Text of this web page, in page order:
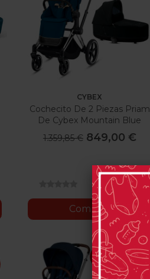
CYBEX
Cochecito De 2 Piezas Priam
De Cybex Mountain Blue
Deep Black 2021
1.359,85 € 849,00 €
0 opinión(es)
Comprar
-160,00 €